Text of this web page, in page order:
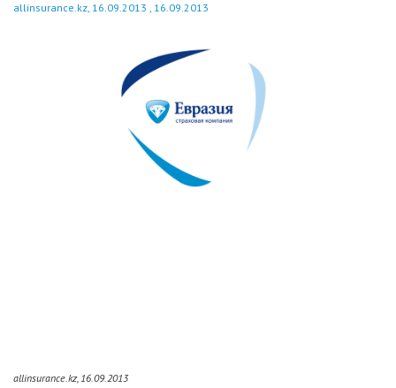
allinsurance.kz, 16.09.2013 , 16.09.2013
allinsurance.kz, 16.09.2013